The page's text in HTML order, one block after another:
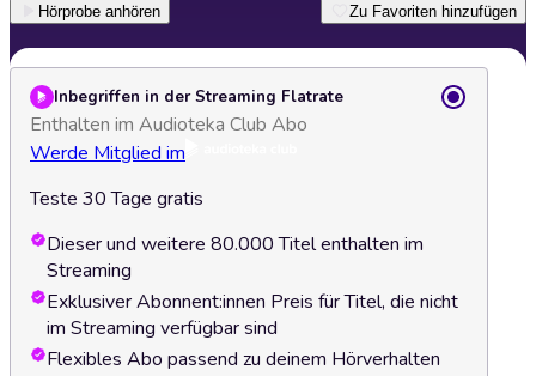
Hörprobe anhören Zu Favoriten hinzufügen
Inbegriffen in der Streaming Flatrate
Enthalten im Audioteka Club Abo
Werde Mitglied im
Teste 30 Tage gratis
Dieser und weitere 80.000 Titel enthalten im
Streaming
Exklusiver Abonnent:innen Preis für Titel, die nicht
im Streaming verfügbar sind
Flexibles Abo passend zu deinem Hörverhalten